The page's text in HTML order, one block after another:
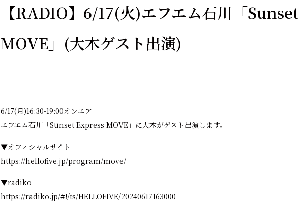
【RADIO】6/17(火)エフエム石川「
MOVE」(大木ゲスト出演)
6/17(月)16:30-19:00オンエア
エフエム石川「Sunset Express MOVE」に大木がゲスト出演します。
▼オフィシャルサイト
https://hellofive.jp/program/move/
▼radiko
https://radiko.jp/#!/ts/HELLOFIVE/20240617163000